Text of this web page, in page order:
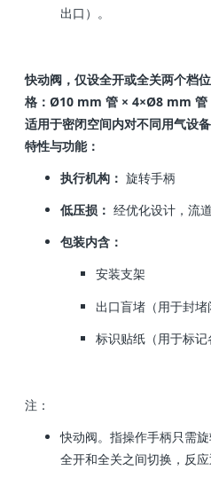
出口）。
快动阀，仅设全开或全关两个档
格：Ø10 mm 管 × 4×Ø8 mm 管
适用于密闭空间内对不同用气设备
特性与功能：
执行机构： 旋转手柄
低压损： 经优化设计，流
包装内含：
安装支架
出口盲堵（用于封堵
标识贴纸（用于标记
注：
快动阀。指操作手柄只需
全开和全关之间切换，反应